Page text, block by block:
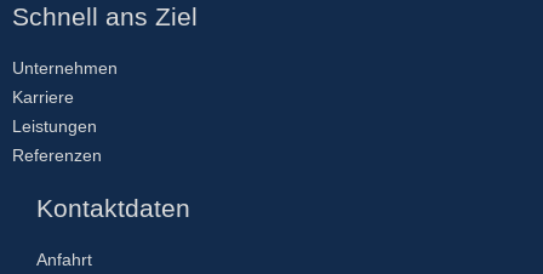
Schnell ans Ziel
Unternehmen
Karriere
Leistungen
Referenzen
Kontaktdaten
Anfahrt